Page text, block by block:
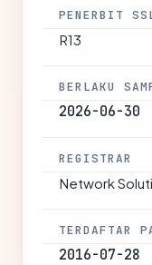
PENERBIT
R13
BERLAKU
2026-06-30
REGISTRAR
Network
TERDAFTAR
2016-07-28